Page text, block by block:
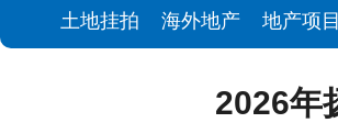
土地挂拍
海外地产 地产项目
2026年